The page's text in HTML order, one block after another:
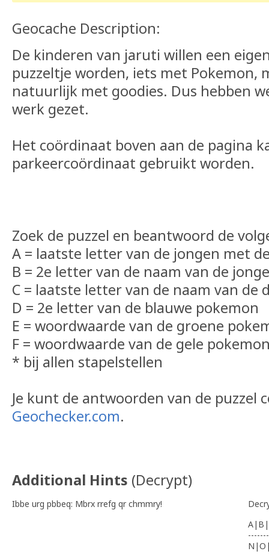
Geocache Description:
De kinderen van jaruti willen een
puzzeltje worden, iets met Pokemon,
natuurlijk met goodies. Dus hebben
werk gezet.
Het coördinaat boven aan de pagina
parkeercoördinaat gebruikt worden.
Zoek de puzzel en beantwoord de
A = laatste letter van de jongen met
B = 2e letter van de naam van de
C = laatste letter van de naam van de
D = 2e letter van de blauwe pokemon
E = woordwaarde van de groene
F = woordwaarde van de gele
* bij allen stapelstellen
Je kunt de antwoorden van de puzzel
Geochecker.com.
Additional Hints (Decrypt)
Ibbe urg pbbeq: Mbrx rrefg qr chmmry!